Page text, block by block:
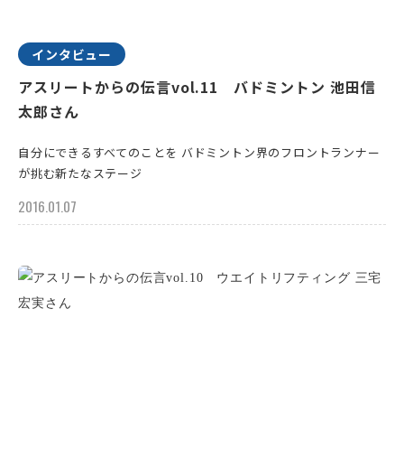
インタビュー
アスリートからの伝言vol.11 バドミントン 池田信
太郎さん
自分にできるすべてのことを バドミントン界のフロントランナー
が挑む新たなステージ
2016.01.07